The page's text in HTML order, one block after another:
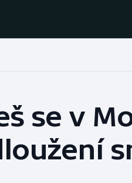
Baseball a softbal
Basketbal
se v